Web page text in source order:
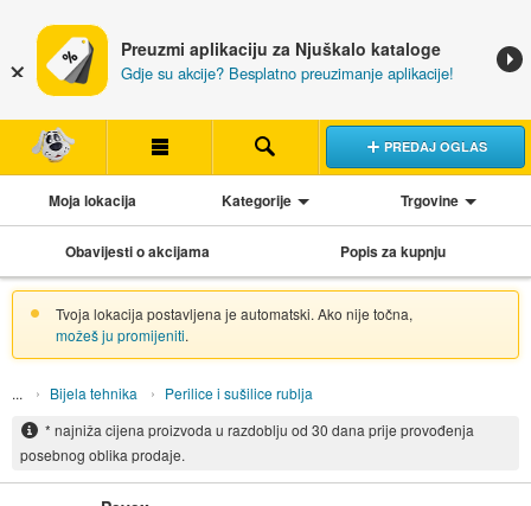
Preuzmi aplikaciju za Njuškalo kataloge
Gdje su akcije? Besplatno preuzimanje aplikacije!
PREDAJ OGLAS
Moja lokacija Kategorije Trgovine
Obavijesti o akcijama Popis za kupnju
Tvoja lokacija postavljena je automatski. Ako nije točna,
možeš ju promijeniti.
Bijela tehnika
Perilice i sušilice rublja
* najniža cijena proizvoda u razdoblju od 30 dana prije provođenja
posebnog oblika prodaje.